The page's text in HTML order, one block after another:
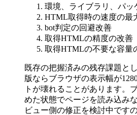
環境、ライブラリ、パッ
HTML取得時の速度の最
bot判定の回避改善
取得HTMLの精度の改善
取得HTMLの不要な容量
既存の把握済みの残存課題と
版ならブラウザの表示幅が
トが壊れることがあります。
めた状態でページを読み込み
ビュー側の修正を検討中です